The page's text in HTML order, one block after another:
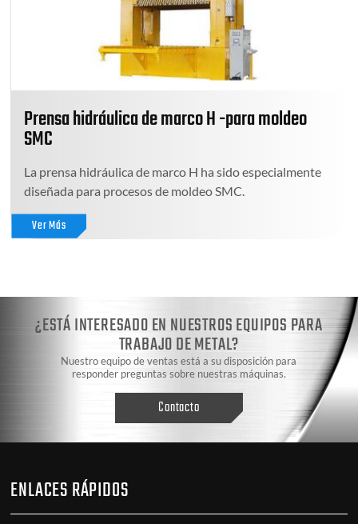
Prensa hidráulica de marco H -para moldeo
SMC
La prensa hidráulica de marco H ha sido especialmente
diseñada para procesos de moldeo SMC.
Ver Más
¿ESTÁ INTERESADO EN NUESTROS EQUIPOS PARA
TRABAJO DE METAL?
Nuestro equipo de ventas está a su disposición para
responder preguntas sobre nuestras máquinas.
Contacto
ENLACES RÁPIDOS